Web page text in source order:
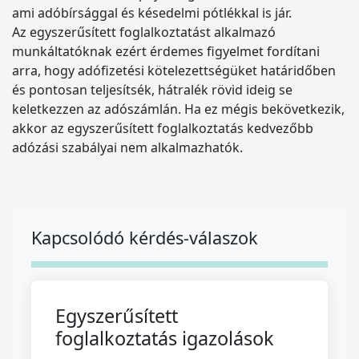
ami adóbírsággal és késedelmi pótlékkal is jár.
Az egyszerűsített foglalkoztatást alkalmazó
munkáltatóknak ezért érdemes figyelmet fordítani
arra, hogy adófizetési kötelezettségüket határidőben
és pontosan teljesítsék, hátralék rövid ideig se
keletkezzen az adószámlán. Ha ez mégis bekövetkezik,
akkor az egyszerűsített foglalkoztatás kedvezőbb
adózási szabályai nem alkalmazhatók.
Kapcsolódó kérdés-válaszok
Egyszerűsített
foglalkoztatás igazolások